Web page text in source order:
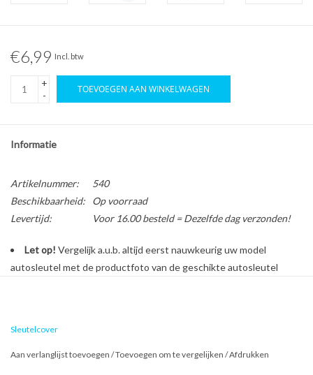
€6,99 Incl. btw
+
-
TOEVOEGEN AAN WINKELWAGEN
Informatie
Artikelnummer:
540
Beschikbaarheid:
Op voorraad
Levertijd:
Voor 16.00 besteld = Dezelfde dag verzonden!
Let op! Vergelijk a.u.b. altijd eerst nauwkeurig uw model
autosleutel met de productfoto van de geschikte autosleutel
Bescherm en personaliseer uw autosleutel met een stijlvol
autosleutel hoesje!
Sleutelcover
Aan verlanglijst toevoegen /Toevoegen om te vergelijken /Afdrukken